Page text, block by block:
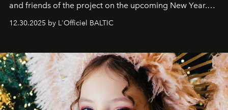
and friends of the project on the upcoming New Year.
May 2026 bring growth, inspiration, bold ideas, and new
achievements.
12.30.2025 by L'Officiel BALTIC